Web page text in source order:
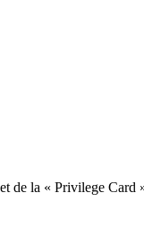
la « Privilege Card